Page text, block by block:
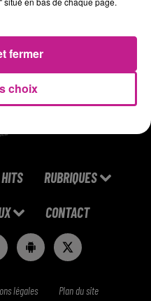
isolants
HITS RUBRIQUES
CONTACT
légales Plan du site
choix
fermer